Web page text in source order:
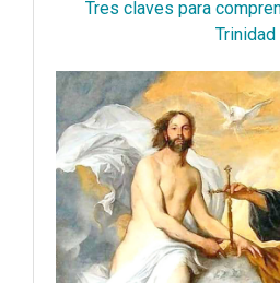
Tres claves para
Trinidad